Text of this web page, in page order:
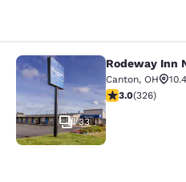
Rodeway Inn
33
Rodeway Inn
Canton, OH
2.97-Sterne-
3.0(326)